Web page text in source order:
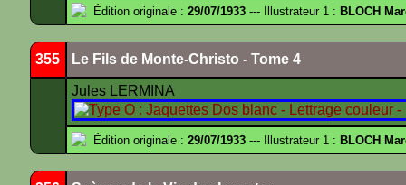
Édition originale : 29/07/1933 --- Illustrateur 1 : BLOCH
355 Le Fils de Monte-Christo - Tome 4
Jules LERMINA
Édition originale : 29/07/1933 --- Illustrateur 1 : BLOCH